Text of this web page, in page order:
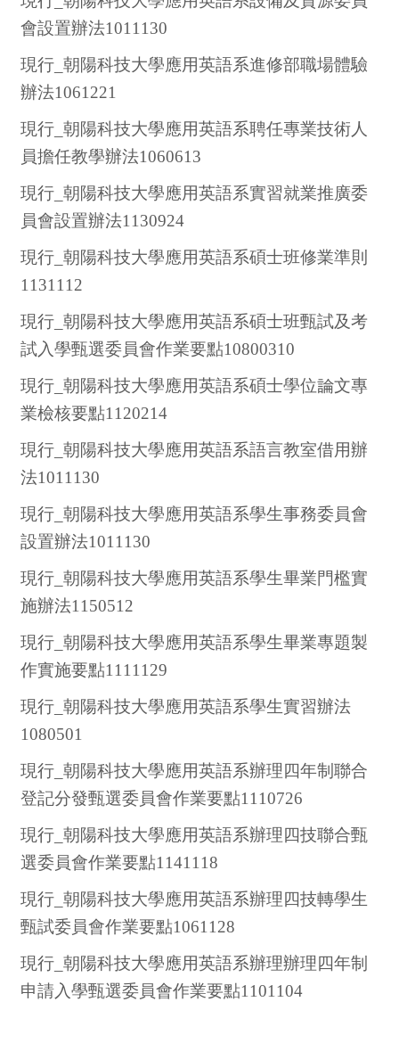
會設置辦法1011130
現行_朝陽科技大學應用英語系進修部職場體驗
辦法1061221
現行_朝陽科技大學應用英語系聘任專業技術人
員擔任教學辦法1060613
現行_朝陽科技大學應用英語系實習就業推廣委
員會設置辦法1130924
現行_朝陽科技大學應用英語系碩士班修業準則
1131112
現行_朝陽科技大學應用英語系碩士班甄試及考
試入學甄選委員會作業要點10800310
現行_朝陽科技大學應用英語系碩士學位論文專
業檢核要點1120214
現行_朝陽科技大學應用英語系語言教室借用辦
法1011130
現行_朝陽科技大學應用英語系學生事務委員會
設置辦法1011130
現行_朝陽科技大學應用英語系學生畢業門檻實
施辦法1150512
現行_朝陽科技大學應用英語系學生畢業專題製
作實施要點1111129
現行_朝陽科技大學應用英語系學生實習辦法
1080501
現行_朝陽科技大學應用英語系辦理四年制聯合
登記分發甄選委員會作業要點1110726
現行_朝陽科技大學應用英語系辦理四技聯合甄
選委員會作業要點1141118
現行_朝陽科技大學應用英語系辦理四技轉學生
甄試委員會作業要點1061128
現行_朝陽科技大學應用英語系辦理辦理四年制
申請入學甄選委員會作業要點1101104